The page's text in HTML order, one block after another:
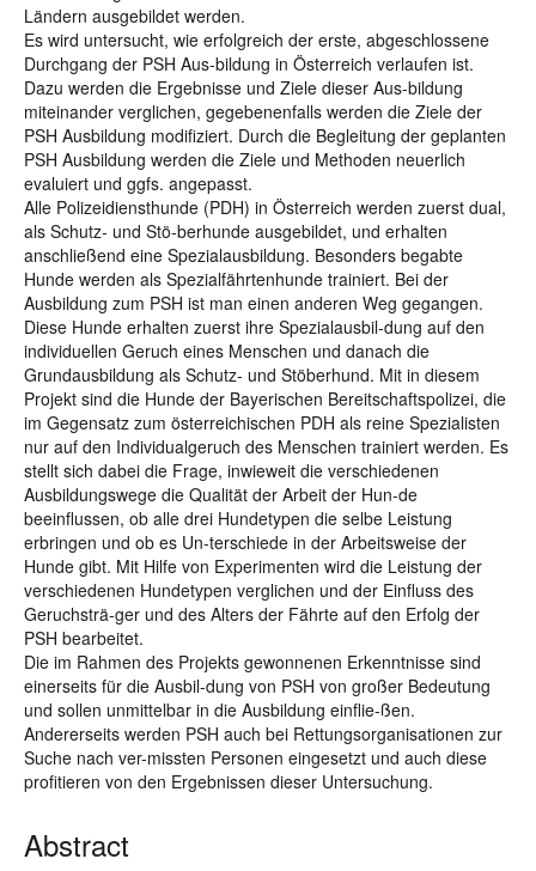
Ländern ausgebildet werden.
Es wird untersucht, wie erfolgreich der erste, abgeschlossene
Durchgang der PSH Aus-bildung in Österreich verlaufen ist.
Dazu werden die Ergebnisse und Ziele dieser Aus-bildung
miteinander verglichen, gegebenenfalls werden die Ziele der
PSH Ausbildung modifiziert. Durch die Begleitung der geplanten
PSH Ausbildung werden die Ziele und Methoden neuerlich
evaluiert und ggfs. angepasst.
Alle Polizeidiensthunde (PDH) in Österreich werden zuerst dual,
als Schutz- und Stö-berhunde ausgebildet, und erhalten
anschließend eine Spezialausbildung. Besonders begabte
Hunde werden als Spezialfährtenhunde trainiert. Bei der
Ausbildung zum PSH ist man einen anderen Weg gegangen.
Diese Hunde erhalten zuerst ihre Spezialausbil-dung auf den
individuellen Geruch eines Menschen und danach die
Grundausbildung als Schutz- und Stöberhund. Mit in diesem
Projekt sind die Hunde der Bayerischen Bereitschaftspolizei, die
im Gegensatz zum österreichischen PDH als reine Spezialisten
nur auf den Individualgeruch des Menschen trainiert werden. Es
stellt sich dabei die Frage, inwieweit die verschiedenen
Ausbildungswege die Qualität der Arbeit der Hun-de
beeinflussen, ob alle drei Hundetypen die selbe Leistung
erbringen und ob es Un-terschiede in der Arbeitsweise der
Hunde gibt. Mit Hilfe von Experimenten wird die Leistung der
verschiedenen Hundetypen verglichen und der Einfluss des
Geruchsträ-ger und des Alters der Fährte auf den Erfolg der
PSH bearbeitet.
Die im Rahmen des Projekts gewonnenen Erkenntnisse sind
einerseits für die Ausbil-dung von PSH von großer Bedeutung
und sollen unmittelbar in die Ausbildung einflie-ßen.
Andererseits werden PSH auch bei Rettungsorganisationen zur
Suche nach ver-missten Personen eingesetzt und auch diese
profitieren von den Ergebnissen dieser Untersuchung.
Abstract